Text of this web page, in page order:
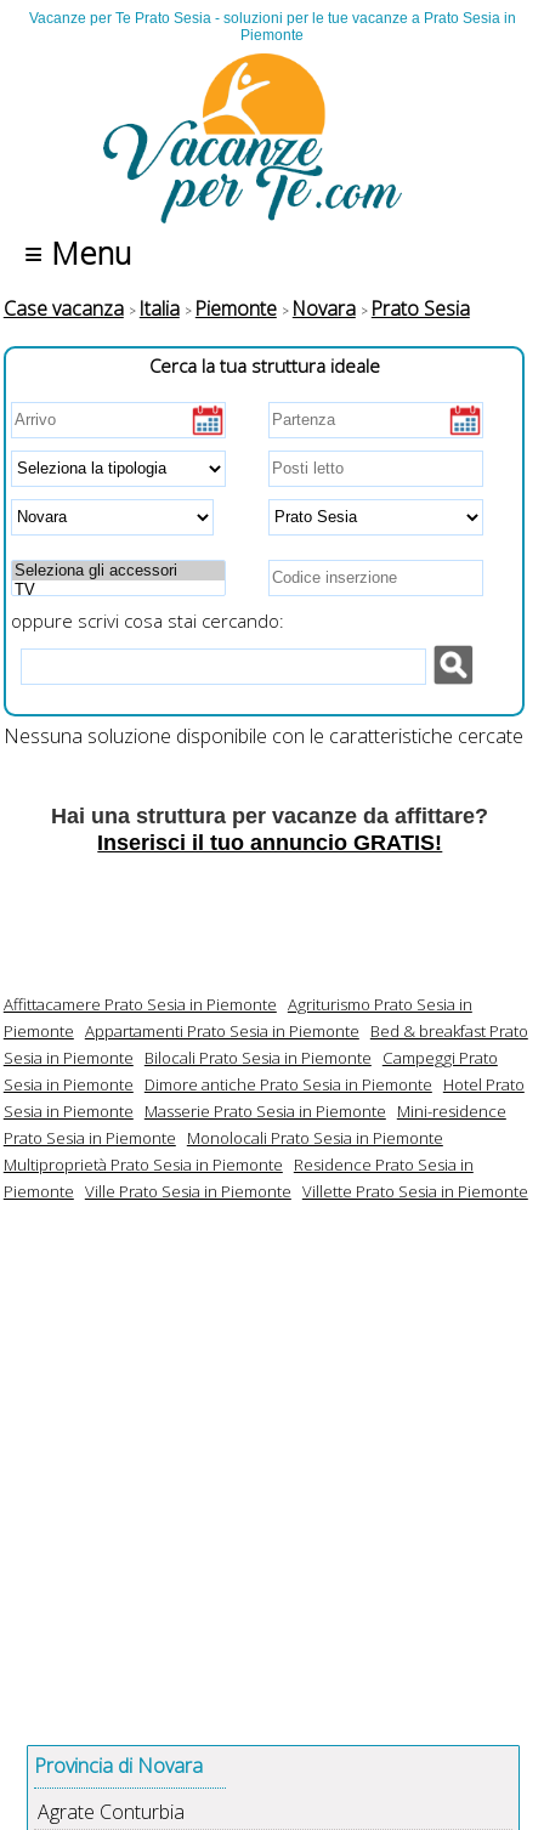
Vacanze per Te Prato Sesia - soluzioni per le tue vacanze a Prato Sesia in
Piemonte
≡ Menu
Case vacanza Italia Piemonte Novara Prato Sesia
Cerca la tua struttura ideale
oppure scrivi cosa stai cercando:
Nessuna soluzione disponibile con le caratteristiche cercate
Hai una struttura per vacanze da affittare?
Inserisci il tuo annuncio GRATIS!
Affittacamere Prato Sesia in Piemonte Agriturismo Prato Sesia in
Piemonte Appartamenti Prato Sesia in Piemonte
Bed & breakfast Prato
Sesia in Piemonte
Bilocali Prato Sesia in Piemonte
Campeggi Prato
Sesia in Piemonte
Dimore antiche Prato Sesia in Piemonte
Hotel Prato
Sesia in Piemonte
Masserie Prato Sesia in Piemonte
Mini-residence
Prato Sesia in Piemonte
Monolocali Prato Sesia in Piemonte
Multiproprietà Prato Sesia in Piemonte
Residence Prato Sesia in
Piemonte Ville Prato Sesia in Piemonte Villette Prato Sesia in Piemonte
Provincia di Novara
Agrate Conturbia